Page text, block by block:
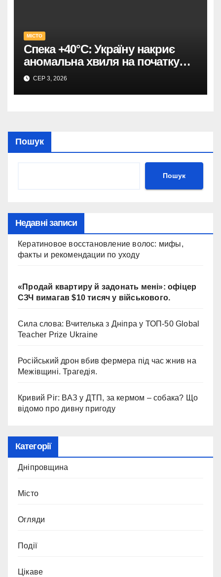
МІСТО
Спека +40°C: Україну накриє
аномальна хвиля на початку
серпня
СЕР 3, 2026
Пошук
Пошук
Недавні записи
Кератиновое восстановление волос: мифы,
факты и рекомендации по уходу
«Продай квартиру й задонать мені»: офіцер
СЗЧ вимагав $10 тисяч у військового.
Сила слова: Вчителька з Дніпра у ТОП-50 Global
Teacher Prize Ukraine
Російський дрон вбив фермера під час жнив на
Межівщині. Трагедія.
Кривий Ріг: ВАЗ у ДТП, за кермом – собака? Що
відомо про дивну пригоду
Категорії
Дніпровщина
Місто
Огляди
Події
Цікаве